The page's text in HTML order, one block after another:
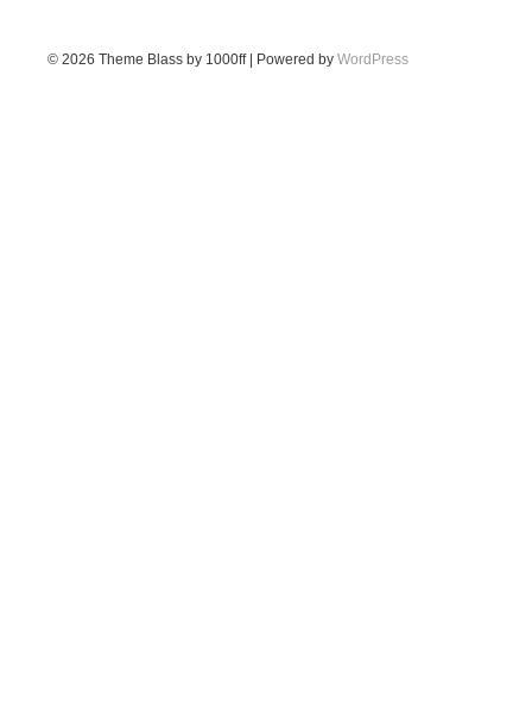
© 2026 Theme Blass by 1000ff | Powered by WordPress